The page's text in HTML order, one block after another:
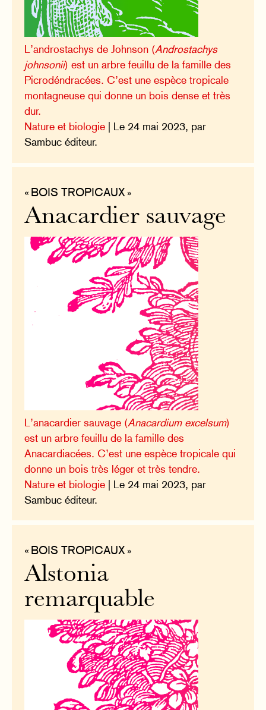
L’androstachys de Johnson (Androstachys
johnsonii) est un arbre feuillu de la famille des
Picrodéndracées. C’est une espèce tropicale
montagneuse qui donne un bois dense et très
dur.
Nature et biologie | Le 24 mai 2023, par
Sambuc éditeur.
« BOIS TROPICAUX »
Anacardier sauvage
L’anacardier sauvage (Anacardium excelsum)
est un arbre feuillu de la famille des
Anacardiacées. C’est une espèce tropicale qui
donne un bois très léger et très tendre.
Nature et biologie | Le 24 mai 2023, par
Sambuc éditeur.
« BOIS TROPICAUX »
Alstonia
remarquable